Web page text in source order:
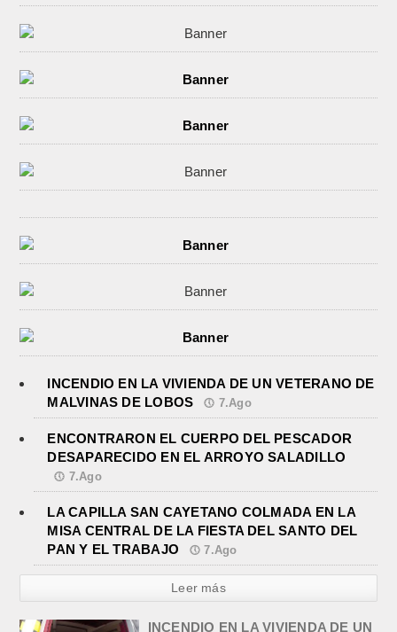
INCENDIO EN LA VIVIENDA DE UN VETERANO DE
MALVINAS DE LOBOS
7.Ago
ENCONTRARON EL CUERPO DEL PESCADOR
DESAPARECIDO EN EL ARROYO SALADILLO
7.Ago
LA CAPILLA SAN CAYETANO COLMADA EN LA
MISA CENTRAL DE LA FIESTA DEL SANTO DEL
PAN Y EL TRABAJO
7.Ago
Leer más
INCENDIO EN LA VIVIENDA DE UN